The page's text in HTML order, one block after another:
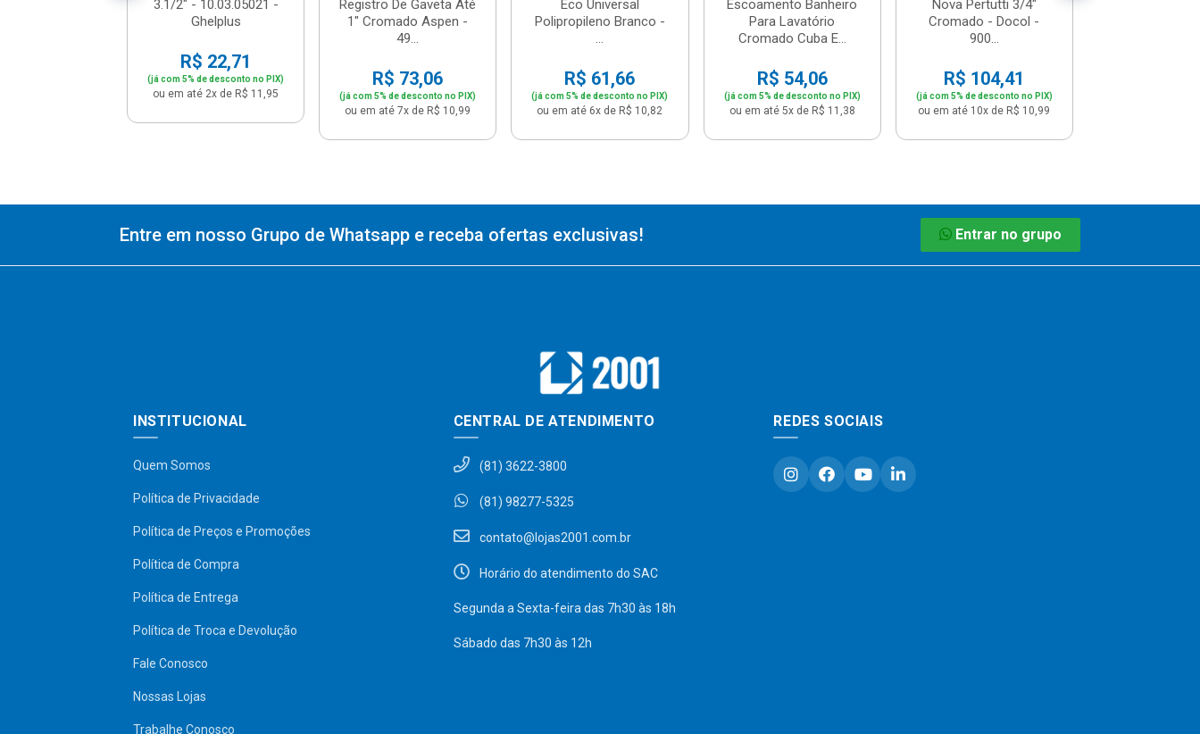
3.1/2" - 10.03.05021 -
Ghelplus
R$ 22,71
(já com 5% de desconto no PIX)
ou em até 2x de R$ 11,95
Registro De Gaveta Até
1" Cromado Aspen -
49...
R$ 73,06
(já com 5% de desconto no PIX)
ou em até 7x de R$ 10,99
Eco Universal
Polipropileno Branco -
...
R$ 61,66
(já com 5% de desconto no PIX)
ou em até 6x de R$ 10,82
Escoamento Banheiro
Para Lavatório
Cromado Cuba E...
R$ 54,06
(já com 5% de desconto no PIX)
ou em até 5x de R$ 11,38
Nova Pertutti 3/4"
Cromado - Docol -
900...
R$ 104,41
(já com 5% de desconto no PIX)
ou em até 10x de R$ 10,99
Entre em nosso Grupo de Whatsapp e receba ofertas exclusivas! Entrar no grupo
INSTITUCIONAL
Quem Somos
Política de Privacidade
Política de Preços e Promoções
Política de Compra
Política de Entrega
Política de Troca e Devolução
Fale Conosco
Nossas Lojas
Trabalhe Conosco
CENTRAL DE ATENDIMENTO
(81) 3622-3800
(81) 98277-5325
contato@lojas2001.com.br
Horário do atendimento do SAC
Segunda a Sexta-feira das 7h30 às 18h
Sábado das 7h30 às 12h
REDES SOCIAIS